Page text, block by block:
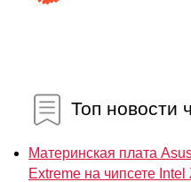
Топ новости
Материнская плата
Extreme на чипсете